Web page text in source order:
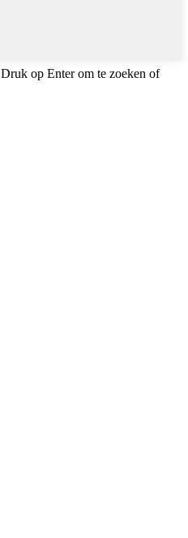
Druk op Enter om te zoeken of